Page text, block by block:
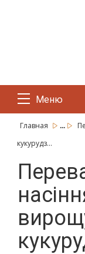
Меню
Главная ...
кукурудз...